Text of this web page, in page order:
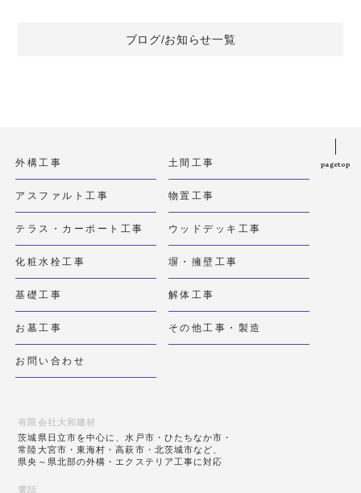
ブログ/お知らせ一覧
外構工事 土間工事
アスファルト工事 物置工事
テラス・カーポート工事 ウッドデッキ工事
化粧水栓工事 塀・擁壁工事
基礎工事 解体工事
お墓工事 その他工事・製造
お問い合わせ
pagetop
有限会社大和建材
茨城県日立市を中心に、水戸市・ひたちなか市・
常陸大宮市・東海村・高萩市・北茨城市など、
県央～県北部の外構・エクステリア工事に対応
電話